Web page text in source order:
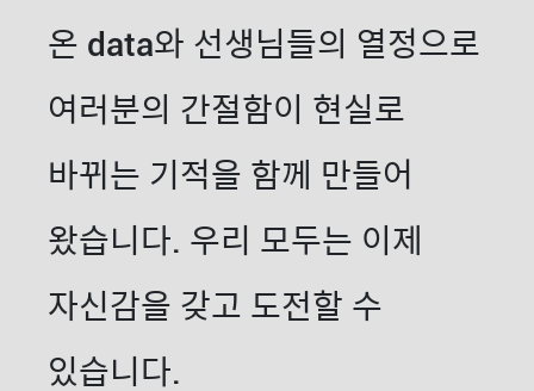
온 data와 선생님들의 열정으로
여러분의 간절함이 현실로
바뀌는 기적을 함께 만들어
왔습니다. 우리 모두는 이제
자신감을 갖고 도전할 수
있습니다.